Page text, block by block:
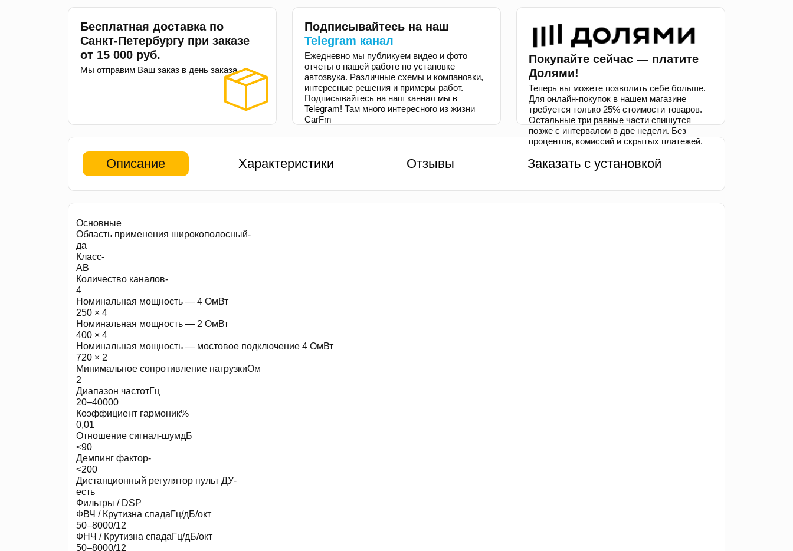
Бесплатная доставка по
Санкт-Петербургу при заказе
от 15 000 руб.
Мы отправим Ваш заказ в день заказа.
Подписывайтесь на наш
Telegram канал
Ежедневно мы публикуем видео и фото
отчеты о нашей работе по установке
автозвука. Различные схемы и компановки,
интересные решения и примеры работ.
Подписывайтесь на наш каннал мы в
Telegram! Там много интересного из жизни
CarFm
Покупайте сейчас — платите
Долями!
Теперь вы можете позволить себе больше.
Для онлайн-покупок в нашем магазине
требуется только 25% стоимости товаров.
Остальные три равные части спишутся
позже с интервалом в две недели. Без
процентов, комиссий и скрытых платежей.
Описание Характеристики Отзывы Заказать с установкой
Основные
Область применения широкополосный-
да
Класс-
AB
Количество каналов-
4
Номинальная мощность — 4 OмВт
250 × 4
Номинальная мощность — 2 OмВт
400 × 4
Номинальная мощность — мостовое подключение 4 OмВт
720 × 2
Минимальное сопротивление нагрузкиОм
2
Диапазон частотГц
20–40000
Коэффициент гармоник%
0,01
Отношение сигнал-шумдБ
<90
Демпинг фактор-
<200
Дистанционный регулятор пульт ДУ-
есть
Фильтры / DSP
ФВЧ / Крутизна спадаГц/дБ/окт
50–8000/12
ФНЧ / Крутизна спадаГц/дБ/окт
50–8000/12